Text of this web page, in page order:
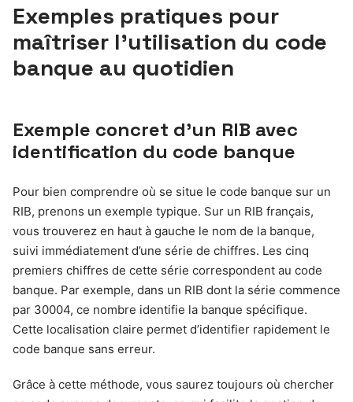
Exemples pratiques pour
maîtriser l’utilisation du code
banque au quotidien
Exemple concret d’un RIB avec
identification du code banque
Pour bien comprendre où se situe le code banque sur un
RIB, prenons un exemple typique. Sur un RIB français,
vous trouverez en haut à gauche le nom de la banque,
suivi immédiatement d’une série de chiffres. Les cinq
premiers chiffres de cette série correspondent au code
banque. Par exemple, dans un RIB dont la série commence
par 30004, ce nombre identifie la banque spécifique.
Cette localisation claire permet d’identifier rapidement le
code banque sans erreur.
Grâce à cette méthode, vous saurez toujours où chercher